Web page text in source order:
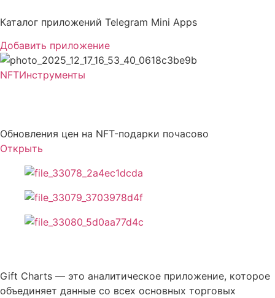
к
Каталог приложений Telegram Mini Apps
Добавить приложение
NFTИнструменты
Обновления цен на NFT-подарки почасово
Открыть
Gift Charts — это аналитическое приложение, которое
объединяет данные со всех основных торговых